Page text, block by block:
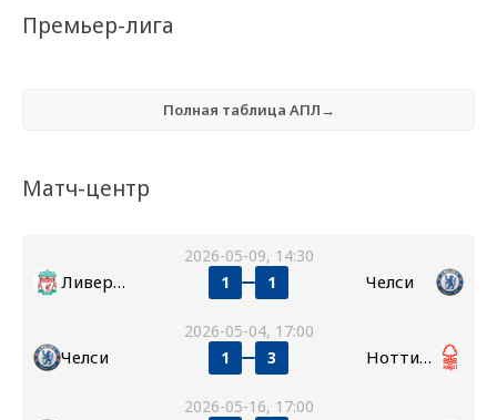
Премьер-лига
Полная таблица АПЛ→
Матч-центр
2026-05-09, 14:30
Ливерпуль 1 1 Челси
2026-05-04, 17:00
Челси 1 3 Ноттингем Форест
2026-05-16, 17:00